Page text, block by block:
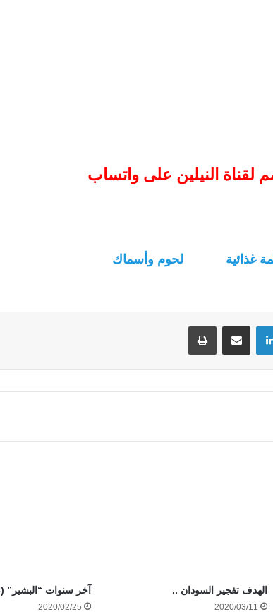
لقناة النيلين على واتساب
غذائية لحوم وأسماك
لينكدإن
الهدف تفجير السودان ..
2020/03/11
آخر سنوات “البشير” (8)
2020/02/25